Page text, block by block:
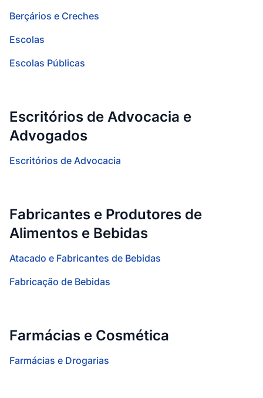
Berçários e Creches
Escolas
Escolas Públicas
Escritórios de Advocacia e
Advogados
Escritórios de Advocacia
Fabricantes e Produtores de
Alimentos e Bebidas
Atacado e Fabricantes de Bebidas
Fabricação de Bebidas
Farmácias e Cosmética
Farmácias e Drogarias